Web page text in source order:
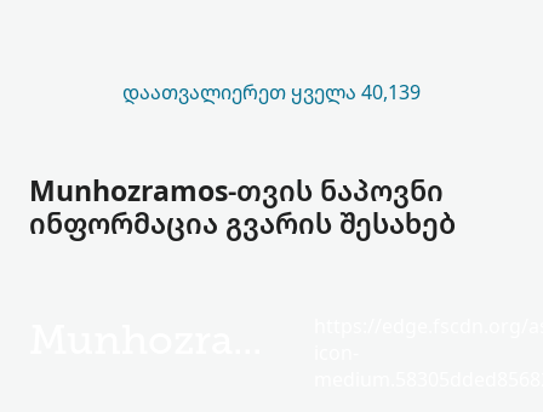
ᲓᲐᲐᲗᲕᲐᲚᲘᲔᲠᲔᲗ ᲧᲕᲔᲚᲐ 40,139
Munhozramos-თვის ნაპოვნი
ინფორმაცია გვარის შესახებ